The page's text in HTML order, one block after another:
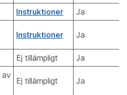
Instruktioner
Ja
Instruktioner Ja
Ej tillämpligt
Ja
av
Ej tillämpligt Ja